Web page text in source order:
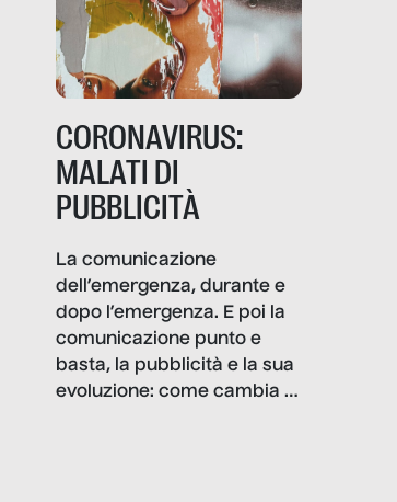
CORONAVIRUS:
MALATI DI
PUBBLICITÀ
La comunicazione
dell’emergenza, durante e
dopo l’emergenza. E poi la
comunicazione punto e
basta, la pubblicità e la sua
evoluzione: come cambia il